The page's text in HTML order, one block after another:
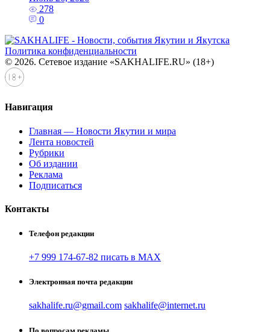
278
0
Политика конфиденциальности
© 2026. Сетевое издание «SAKHALIFE.RU» (18+)
Навигация
Главная — Новости Якутии и мира
Лента новостей
Рубрики
Об издании
Реклама
Подписаться
Контакты
Телефон редакции
+7 999 174-67-82 писать в MAX
Электронная почта редакции
sakhalife.ru@gmail.com sakhalife@internet.ru